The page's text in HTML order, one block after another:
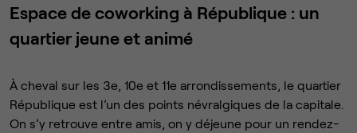
Espace de coworking à République : un
quartier jeune et animé
À cheval sur les 3e, 10e et 11e arrondissements, le quartier
République est l’un des points névralgiques de la capitale.
On s’y retrouve entre amis, on y déjeune pour un rendez-